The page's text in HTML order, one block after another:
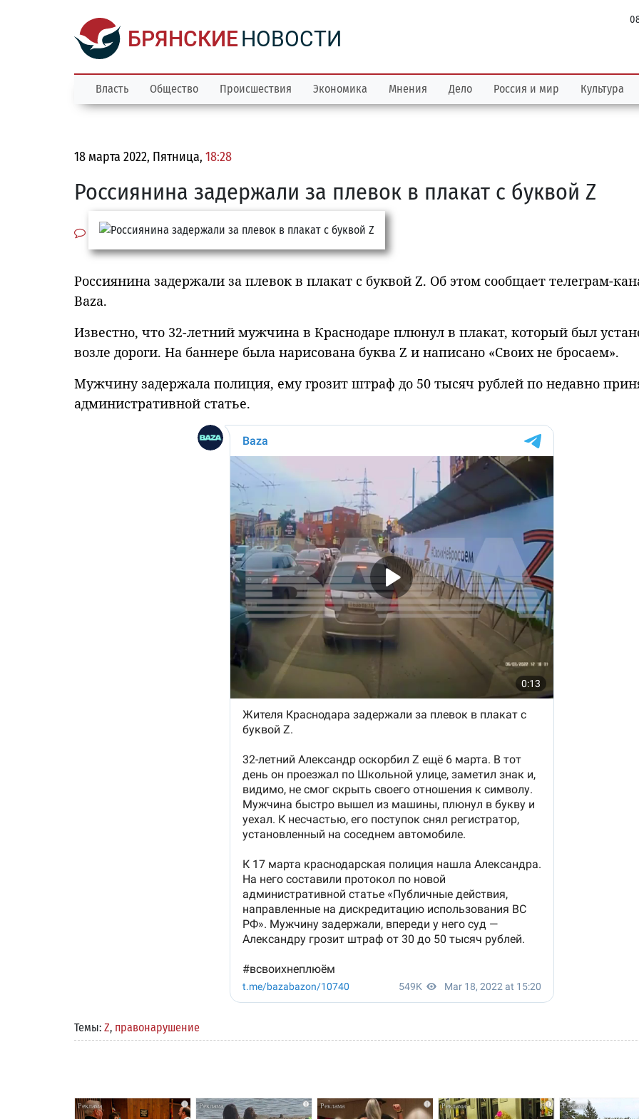
БРЯНСКИЕНОВОСТИ
Власть Общество Происшествия Экономика Мнения Дело Россия и мир Культура
18 марта 2022, Пятница, 18:28
Россиянина задержали за плевок в плакат с буквой Z
Россиянина задержали за плевок в плакат с буквой Z. Об этом сообщает телеграм-
Baza.
Известно, что 32-летний мужчина в Краснодаре плюнул в плакат, который был
возле дороги. На баннере была нарисована буква Z и написано «Своих не бросаем».
Мужчину задержала полиция, ему грозит штраф до 50 тысяч рублей по недавно
административной статье.
Темы: Z, правонарушение
i i i i